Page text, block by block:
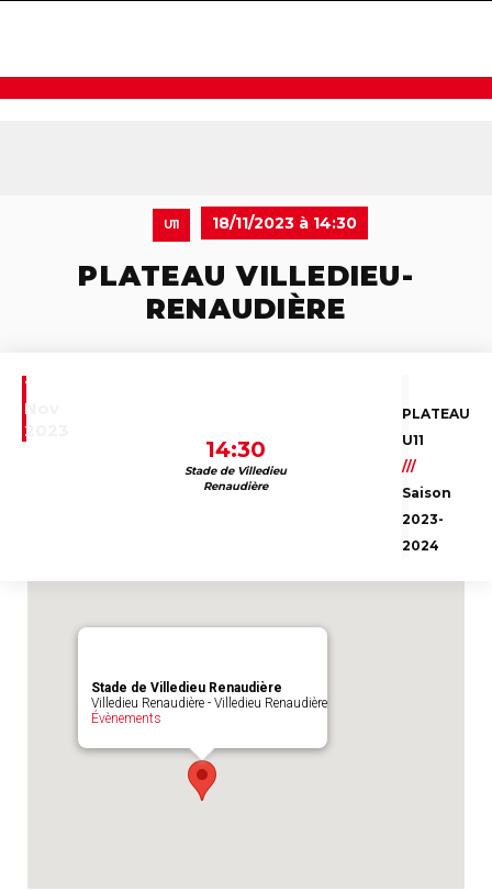
U11 18/11/2023 à 14:30
PLATEAU VILLEDIEU-
RENAUDIÈRE
18
Nov
2023
14:30
Stade de Villedieu
Renaudière
PLATEAU
U11
///
Saison
2023-
2024
Stade de Villedieu
Stade de Villedieu Renaudière
Villedieu Renaudière - Villedieu Renaudière
Évènements